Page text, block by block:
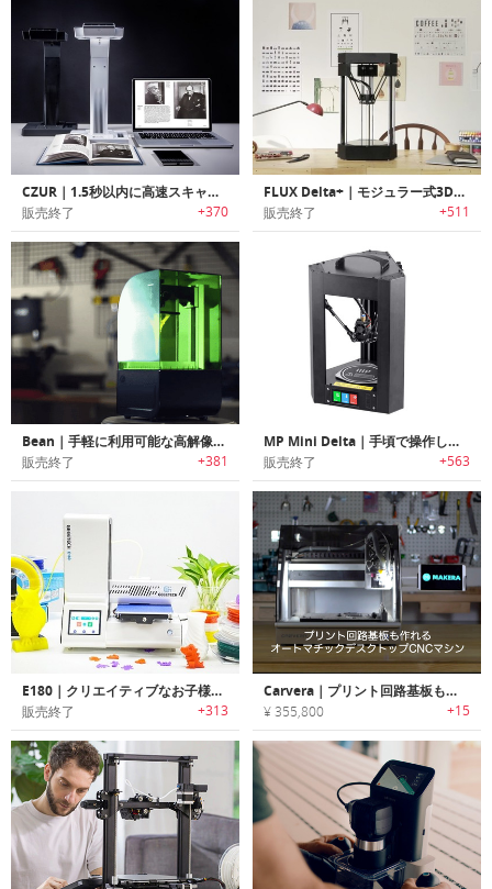
CZUR｜1.5秒以内に高速スキャン可能なCMOSスキャンテクノロジー搭載スマートスキャナー「シーザー」
販売終了 +370
FLUX Delta+｜モジュラー式3Dプリンター
販売終了 +511
Bean｜手軽に利用可能な高解像度SLAプリンター「ビーン」
販売終了 +381
MP Mini Delta｜手頃で操作しやすく初心者に最適なデスクトップ3Dプリンター「エムピーミニデルタ」
販売終了 +563
E180｜クリエイティブなお子様に最適なユーザーフレンドリーミニプリンター「E180」
販売終了 +313
Carvera｜プリント回路基板も作れるフルオートマチックデスクトップCNCマシン「カーヴェラ」
¥ 355,800 +15